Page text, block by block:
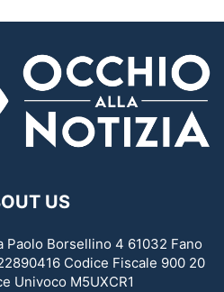
US
Paolo Borsellino 4 61032 Fano
Codice Fiscale 900 20
Univoco M5UXCR1